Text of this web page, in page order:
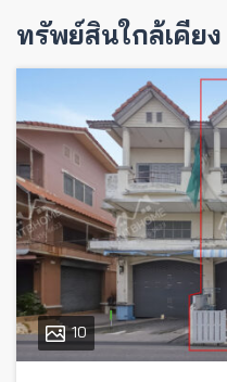
ทรัพย์สินใกล้เคียง
10